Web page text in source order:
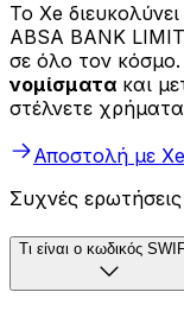
Το Xe
ABSA BANK
σε όλο τον
νομίσματα και
στέλνετε
Αποστολή με Xe
Συχνές
Τι είναι ο κωδικός